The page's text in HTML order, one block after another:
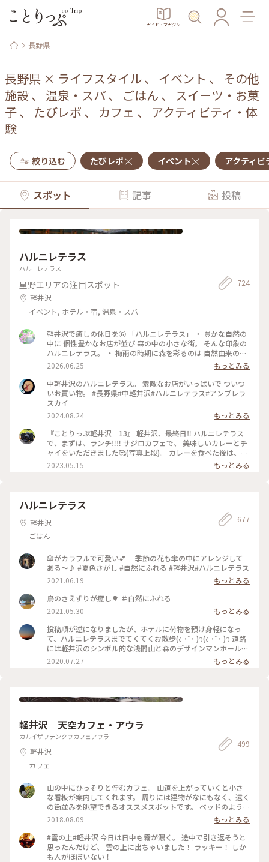
ガイド・マガジン
長野県
長野県 × ライフスタイル、 イベント 、 その他
施設、 温泉・スパ、 ごはん 、 スイーツ・お菓
子、 たびレポ 、 カフェ 、 アクティビティ・体
験
絞り込む たびレポ イベント アクティビ
スポット 記事 投稿
ハルニレテラス
ハルニレテラス
星野エリアの注目スポット
軽井沢
イベント, ホテル・宿, 温泉・スパ
724
軽井沢で癒しの休日を⑥ 「ハルニレテラス」 ・ 豊かな自然の
中に 個性豊かなお店が並び 森の中の小さな街。 そんな印象の
ハルニレテラス。 ・ 梅雨の時期に森を彩るのは 自然由来の素
材で100色に染めた布たち。 日差しに照らされ風に揺れて〜
改めて晴れて良かったなぁ〜。 心が躍る風景でした。 ・ 平日
でしたが多くの人で賑わっていました。 （週末はどうなっち
ゃうの？） #ひみつの絶景 #軽井沢 #ハルニレテラス
2026.06.25
もっとみる
中軽井沢のハルニレテラス。 素敵なお店がいっぱいで ついつ
いお買い物。 #長野県#中軽井沢#ハルニレテラス#アンブレラ
スカイ
2024.08.24
もっとみる
『ことりっぷ軽井沢 13』 軽井沢、最終日‼️ ハルニレテラス
で、まずは、ランチ‼️‼️ サジロカフェで、 美味しいカレーとチ
ャイをいただきました🥰(写真上段)。 カレーを食べた後は、、
ソフトクリーム🍦🤣(写真右下)。 和菓子の【和泉屋 傳兵衛】
さんで販売している、 〘森の花豆ソフトクリーム〙です。 森
たです🥰🥰 【和泉屋 傳兵衛】さんと、 【丸山珈琲】さんで
お土産を買って、 帰宅しました。 本当に、のんびり過ごし
て、 食べて飲んての旅でした😆😆 #私のことりっぷ旅#ことり
っぷ軽井沢#ランチ#カレー#ソフトクリーム#お土産#OPPO撮
影
2023.05.15 もっとみる
ハルニレテラス
軽井沢
ごはん
677
傘がカラフルで可愛い💕 季節の花も傘の中にアレンジして
ある〜♪ #夏色さがし #自然にふれる #軽井沢#ハルニレテラス
2021.06.19
もっとみる
鳥のさえずりが癒し🌳 ＃自然にふれる
2021.05.30
もっとみる
投稿順が逆になりましたが、ホテルに荷物を預け身軽になっ
て、ハルニレテラスまでてくてくお散歩(ง ˙˘˙ )ว(ง ˙˘˙ )ว 道路
には軽井沢のシンボル的な浅間山と森のデザインマンホール❇️
モグモグタイムは川辺のデッキで✨ この川を上流に行くと、
｢野鳥の森｣🌳🌳🌳 こちらの池は、森でのネイチャープログラ
が出来ました🤣 #わたしの旅#涼しげスイーツ #ことりっぷ軽
時間
2020.07.27 もっとみる
軽井沢 天空カフェ・アウラ
カルイザワテンクウカフェアウラ
軽井沢
カフェ
499
山の中にひっそりと佇むカフェ。 山道を上がっていくと小さ
な看板が案内してくれます。 周りには建物がなにもなく、遠く
の街並みを眺望できるオススメスポットです。 ベッドのように
寝転びながらゆったりできる席や綺麗な景色を一望出来るテー
ブル席、ペットをお連れの方も安心なペット専用席もありま
す。 賑やかな街を離れてゆったりと過ごすにはもってこいのカ
フェです。
2018.08.09
もっとみる
#雲の上#軽井沢 今日は日中も霧が濃く。 途中で引き返そうと
思ったんだけど、 雲の上に出ちゃいました！ ラッキー！ しか
も人がほぼいない！